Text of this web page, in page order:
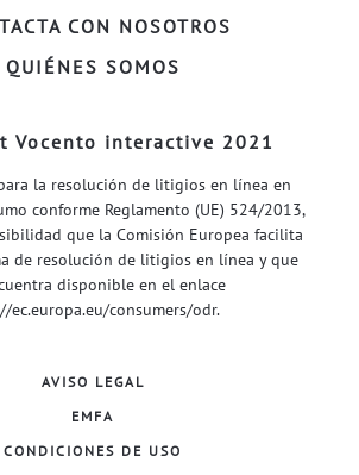
CON NOSOTROS
QUIÉNES SOMOS
Vocento interactive 2021
la resolución de litigios en línea en
conforme Reglamento (UE) 524/2013,
que la Comisión Europea facilita
de resolución de litigios en línea y que
disponible en el enlace
ec.europa.eu/consumers/odr.
AVISO LEGAL
EMFA
CONDICIONES DE USO